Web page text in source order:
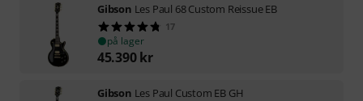
Gibson Les Paul 68 Custom Reissue EB
17
på lager
45.390 kr
Gibson Les Paul Custom EB GH